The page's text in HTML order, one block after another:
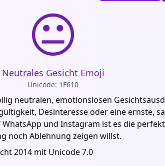
😐
Neutrales Gesicht Emoji
Unicode: 1F610
neutralen, emotionslosen
Desinteresse oder eine ernste,
und Instagram ist es die
noch Ablehnung zeigen willst.
2014 mit Unicode 7.0